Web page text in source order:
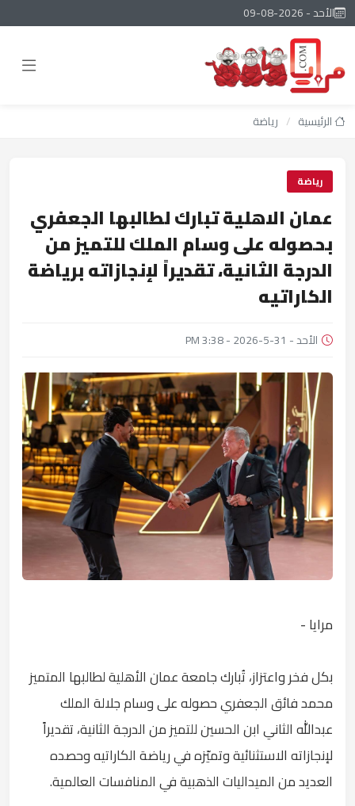
الأحد - 2026-08-09
الرئيسية / رياضة
رياضة
عمان الاهلية تبارك لطالبها الجعفري
بحصوله على وسام الملك للتميز من
الدرجة الثانية، تقديراً لإنجازاته برياضة
الكاراتيه
الأحد - 31-5-2026 - 3:38 PM
مرايا -
بكل فخر واعتزاز، تُبارك جامعة عمان الأهلية لطالبها المتميز
محمد فائق الجعفري حصوله على وسام جلالة الملك
عبدالله الثاني ابن الحسين للتميز من الدرجة الثانية، تقديراً
لإنجازاته الاستثنائية وتميّزه في رياضة الكاراتيه وحصده
العديد من الميداليات الذهبية في المنافسات العالمية.